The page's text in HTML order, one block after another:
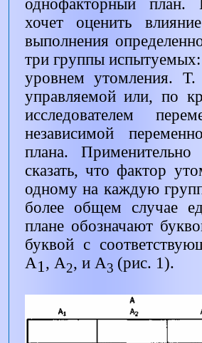
однофакторный план.
хочет оценить
выполнения
три группы
уровнем утомления.
управляемой или, по
исследователем
независимой
плана.
сказать, что фактор
одному на каждую
более общем случае
плане обозначают
буквой с
A1 , А2, и А3 (рис. 1).